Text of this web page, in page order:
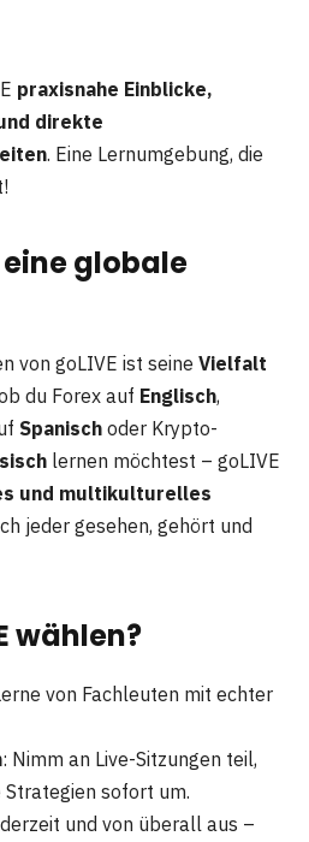
praxisnahe Einblicke,
direkte
. Eine Lernumgebung, die
globale
von goLIVE ist seine Vielfalt
du Forex auf Englisch,
Spanisch oder Krypto-
lernen möchtest – goLIVE
und multikulturelles
jeder gesehen, gehört und
wählen?
von Fachleuten mit echter
: Nimm an Live-Sitzungen teil,
sofort um.
und von überall aus –